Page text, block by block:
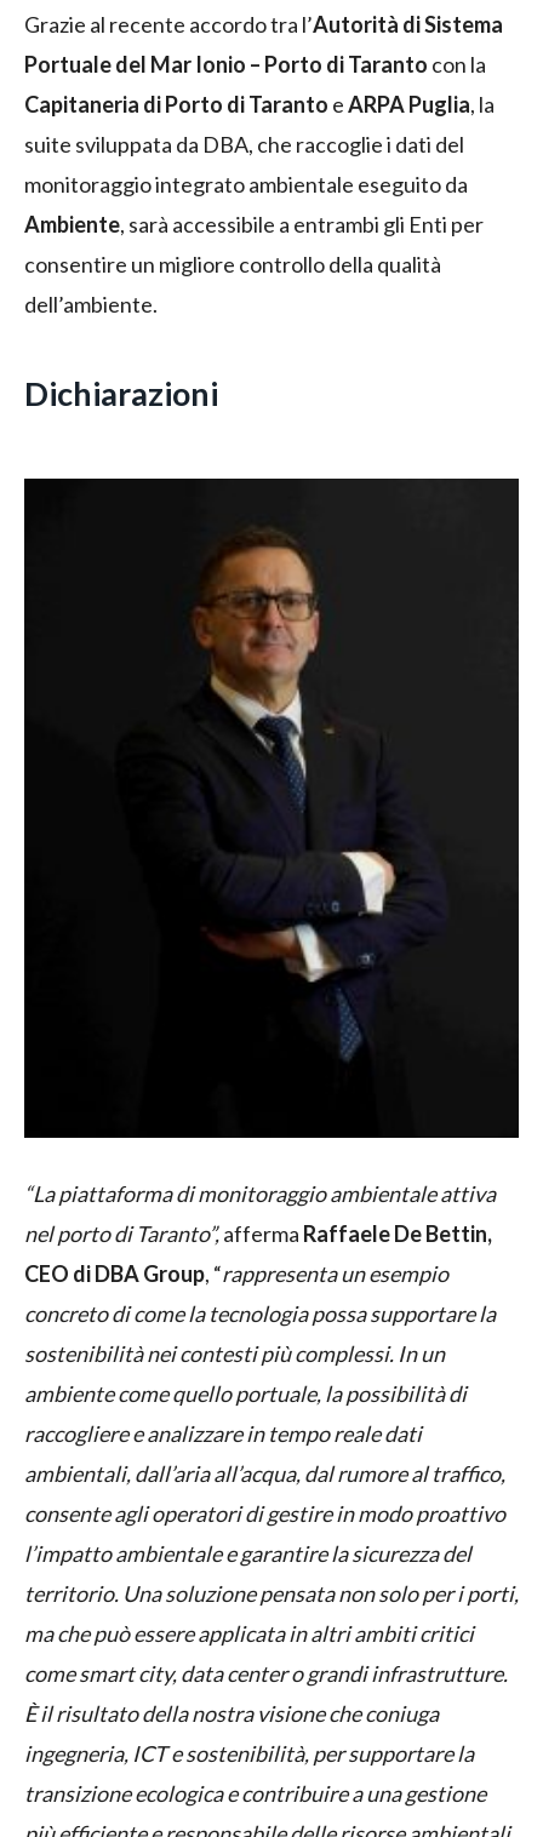
Grazie al recente accordo tra l’Autorità di Sistema
Portuale del Mar Ionio – Porto di Taranto con la
Capitaneria di Porto di Taranto eARPA Puglia, la
suite sviluppata da DBA, che raccoglie i dati del
monitoraggio integrato ambientale eseguito da
Ambiente, sarà accessibile a entrambi gli Enti per
consentire un migliore controllo della qualità
dell’ambiente.
Dichiarazioni
“La piattaforma di monitoraggio ambientale attiva
nel porto di Taranto”,afferma Raffaele De Bettin,
CEO di DBA Group, “rappresenta un esempio
concreto di come la tecnologia possa supportare la
sostenibilità nei contesti più complessi. In un
ambiente come quello portuale, la possibilità di
raccogliere e analizzare in tempo reale dati
ambientali, dall’aria all’acqua, dal rumore al traffico,
consente agli operatori di gestire in modo proattivo
l’impatto ambientale e garantire la sicurezza del
territorio. Una soluzione pensata non solo per i porti,
ma che può essere applicata in altri ambiti critici
come smart city, data center o grandi infrastrutture.
È il risultato della nostra visione che coniuga
ingegneria, ICT e sostenibilità, per supportare la
transizione ecologica e contribuire a una gestione